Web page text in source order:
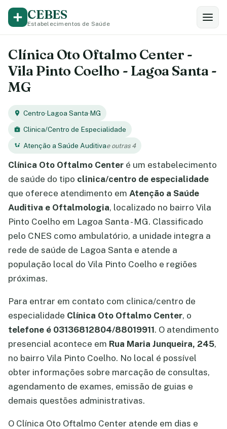
CEBES
Estabelecimentos de Saúde
Clínica Oto Oftalmo Center -
Vila Pinto Coelho - Lagoa Santa -
MG
Centro·Lagoa Santa·MG
Clinica/Centro de Especialidade
Atenção a Saúde Auditivae outras 4
Clínica Oto Oftalmo Center é um estabelecimento
de saúde do tipo clinica/centro de especialidade
que oferece atendimento em Atenção a Saúde
Auditiva e Oftalmologia, localizado no bairro Vila
Pinto Coelho em Lagoa Santa - MG. Classificado
pelo CNES como ambulatório, a unidade integra a
rede de saúde de Lagoa Santa e atende a
população local do Vila Pinto Coelho e regiões
próximas.
Para entrar em contato com clinica/centro de
especialidade Clínica Oto Oftalmo Center, o
telefone é 03136812804/88019911. O atendimento
presencial acontece em Rua Maria Junqueira, 245,
no bairro Vila Pinto Coelho. No local é possível
obter informações sobre marcação de consultas,
agendamento de exames, emissão de guias e
demais questões administrativas.
O Clínica Oto Oftalmo Center atende em dias e